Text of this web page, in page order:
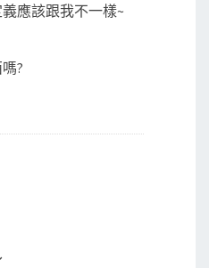
應該跟我不一樣~
?